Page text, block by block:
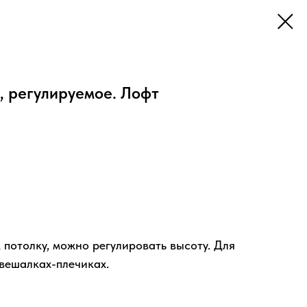
регулируемое. Лофт
можно регулировать высоту. Для
плечиках.